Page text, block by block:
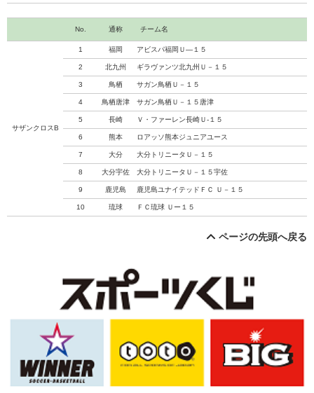
No. 通称 チーム名
サザンクロスB
1 福岡 アビスパ福岡Ｕ―１５
2 北九州 ギラヴァンツ北九州Ｕ－１５
3 鳥栖 サガン鳥栖Ｕ－１５
4 鳥栖唐津 サガン鳥栖Ｕ－１５唐津
5 長崎 Ｖ・ファーレン長崎Ｕ‐１５
6 熊本 ロアッソ熊本ジュニアユース
7 大分 大分トリニータＵ－１５
8 大分宇佐 大分トリニータＵ－１５宇佐
9 鹿児島 鹿児島ユナイテッドＦＣ Ｕ－１５
10 琉球 ＦＣ琉球 Ｕー１５
ページの先頭へ戻る